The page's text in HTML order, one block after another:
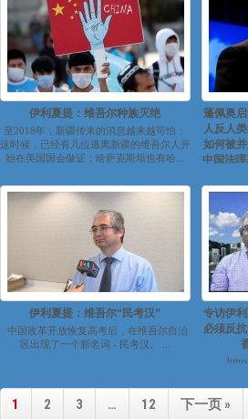
伊利夏提：维吾尔种族灭绝
至2018年，新疆传来的消息越来越可怕：
这时候，已经有几位逃离新疆的维吾尔人开
始在美国国会做证；哈萨克斯坦也有哈...
蓬佩奥
人反人
如何被
中国法
伊利夏提：维吾尔“民考汉”
中国改革开放恢复高考后，在维吾尔自治
区出现了一个新名词 - 民考汉。 ...
专访伊
必须反
1 2 3 … 12 下一页 »